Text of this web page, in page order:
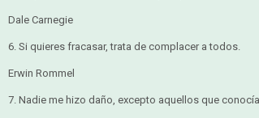
Dale Carnegie
6. Si quieres fracasar, trata de complacer a todos.
Erwin Rommel
7. Nadie me hizo daño, excepto aquellos que